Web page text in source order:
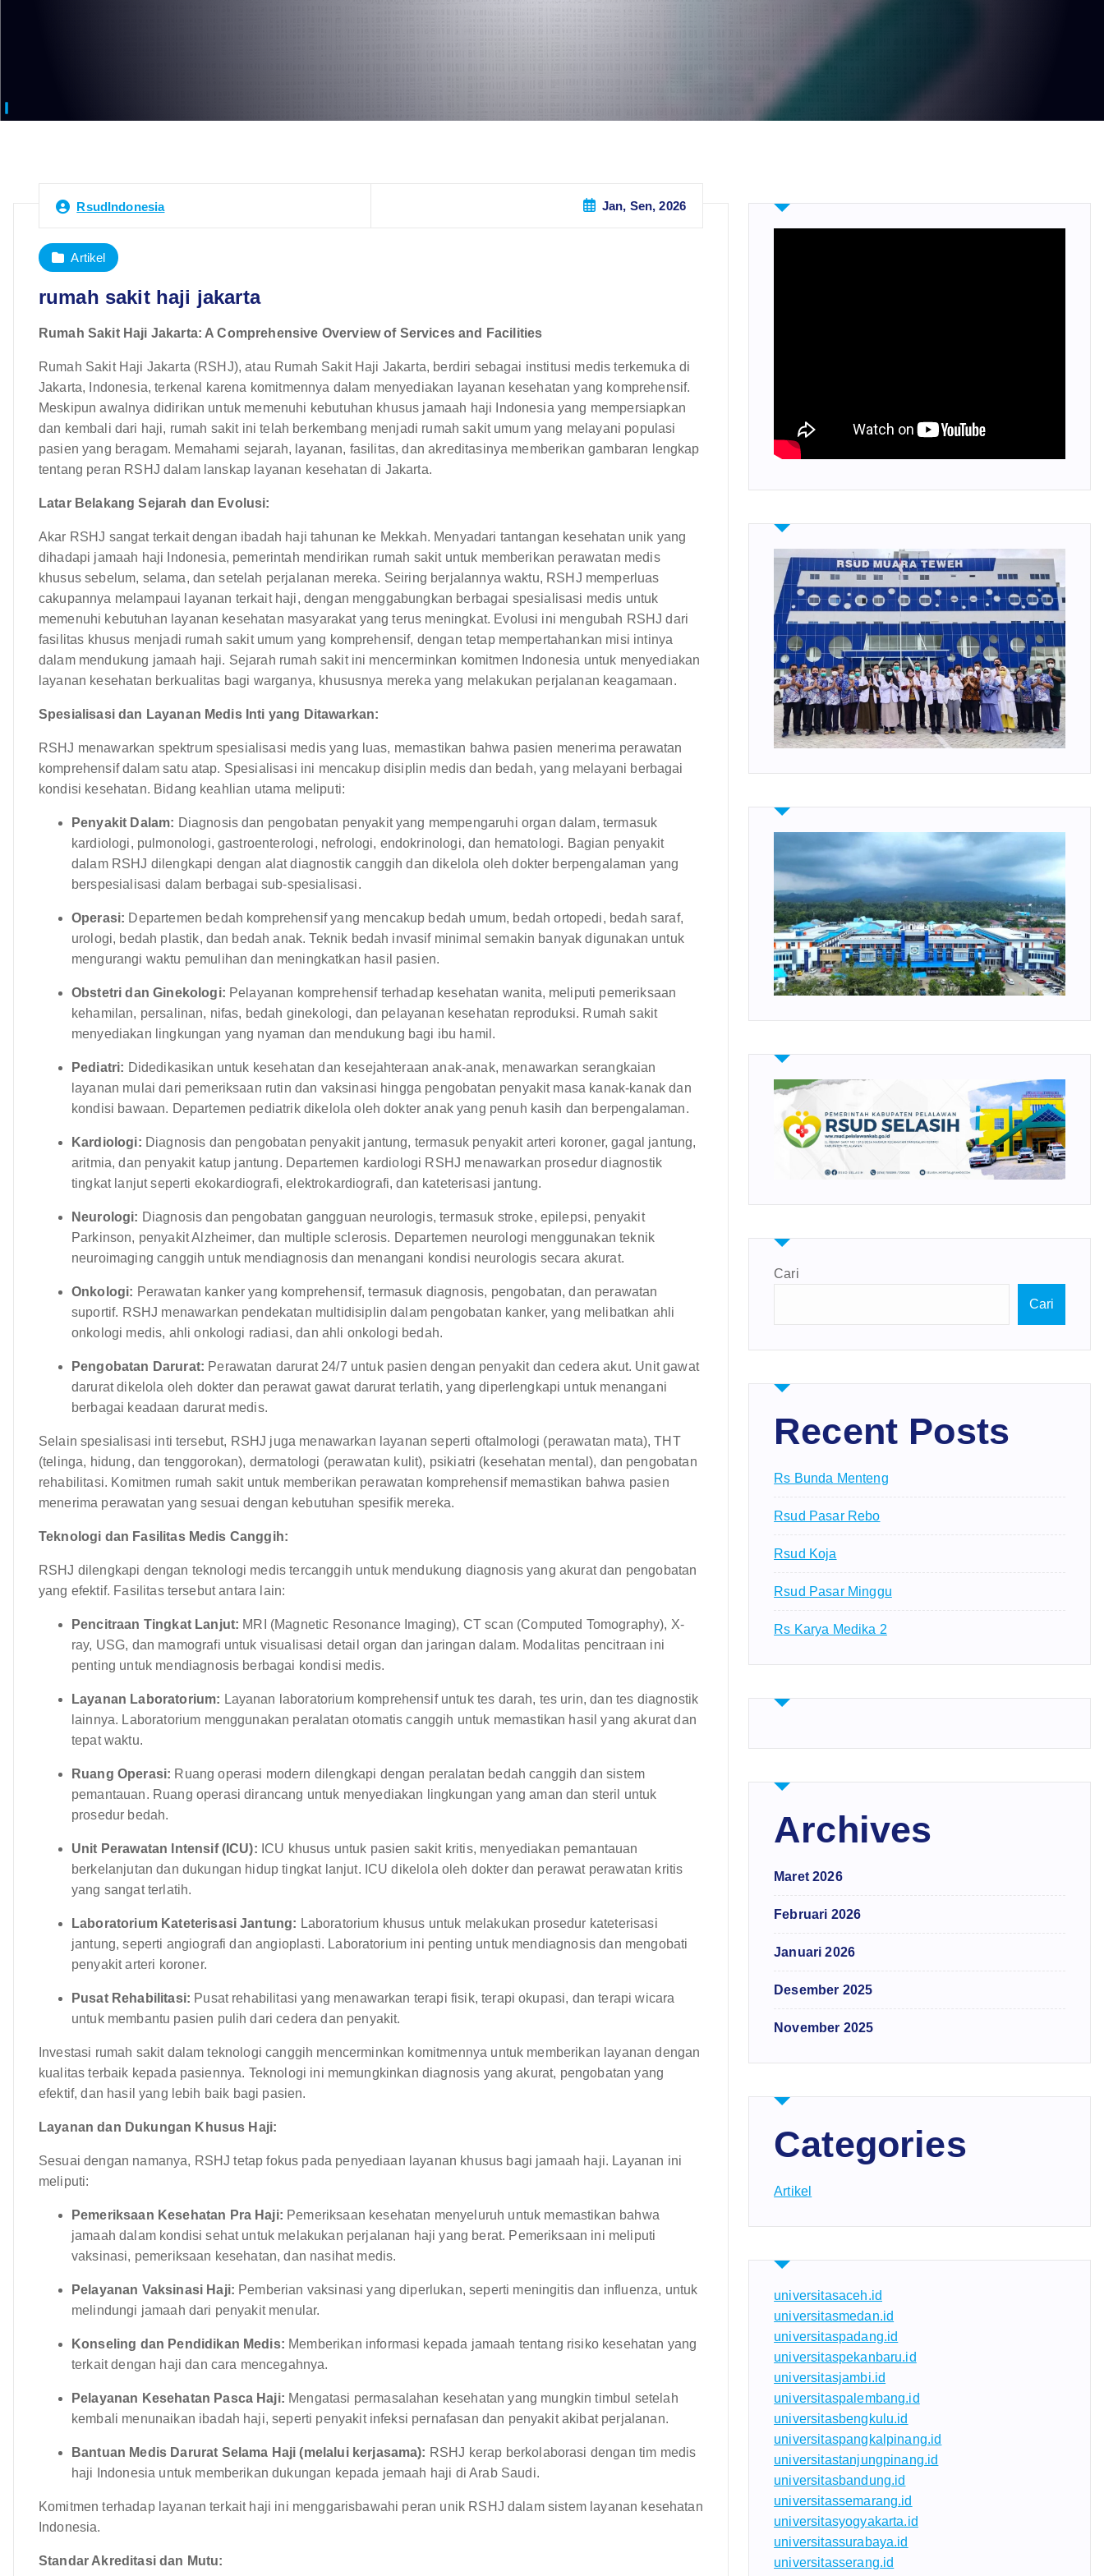
RsudIndonesia Jan, Sen, 2026
Artikel
rumah sakit haji jakarta
Rumah Sakit Haji Jakarta: A Comprehensive Overview of Services and Facilities
Rumah Sakit Haji Jakarta (RSHJ), atau Rumah Sakit Haji Jakarta, berdiri sebagai institusi medis terkemuka di
Jakarta, Indonesia, terkenal karena komitmennya dalam menyediakan layanan kesehatan yang komprehensif.
Meskipun awalnya didirikan untuk memenuhi kebutuhan khusus jamaah haji Indonesia yang mempersiapkan
dan kembali dari haji, rumah sakit ini telah berkembang menjadi rumah sakit umum yang melayani populasi
pasien yang beragam. Memahami sejarah, layanan, fasilitas, dan akreditasinya memberikan gambaran lengkap
tentang peran RSHJ dalam lanskap layanan kesehatan di Jakarta.
Latar Belakang Sejarah dan Evolusi:
Akar RSHJ sangat terkait dengan ibadah haji tahunan ke Mekkah. Menyadari tantangan kesehatan unik yang
dihadapi jamaah haji Indonesia, pemerintah mendirikan rumah sakit untuk memberikan perawatan medis
khusus sebelum, selama, dan setelah perjalanan mereka. Seiring berjalannya waktu, RSHJ memperluas
cakupannya melampaui layanan terkait haji, dengan menggabungkan berbagai spesialisasi medis untuk
memenuhi kebutuhan layanan kesehatan masyarakat yang terus meningkat. Evolusi ini mengubah RSHJ dari
fasilitas khusus menjadi rumah sakit umum yang komprehensif, dengan tetap mempertahankan misi intinya
dalam mendukung jamaah haji. Sejarah rumah sakit ini mencerminkan komitmen Indonesia untuk menyediakan
layanan kesehatan berkualitas bagi warganya, khususnya mereka yang melakukan perjalanan keagamaan.
Spesialisasi dan Layanan Medis Inti yang Ditawarkan:
RSHJ menawarkan spektrum spesialisasi medis yang luas, memastikan bahwa pasien menerima perawatan
komprehensif dalam satu atap. Spesialisasi ini mencakup disiplin medis dan bedah, yang melayani berbagai
kondisi kesehatan. Bidang keahlian utama meliputi:
Penyakit Dalam: Diagnosis dan pengobatan penyakit yang mempengaruhi organ dalam, termasuk
kardiologi, pulmonologi, gastroenterologi, nefrologi, endokrinologi, dan hematologi. Bagian penyakit
dalam RSHJ dilengkapi dengan alat diagnostik canggih dan dikelola oleh dokter berpengalaman yang
berspesialisasi dalam berbagai sub-spesialisasi.
Operasi: Departemen bedah komprehensif yang mencakup bedah umum, bedah ortopedi, bedah saraf,
urologi, bedah plastik, dan bedah anak. Teknik bedah invasif minimal semakin banyak digunakan untuk
mengurangi waktu pemulihan dan meningkatkan hasil pasien.
Obstetri dan Ginekologi: Pelayanan komprehensif terhadap kesehatan wanita, meliputi pemeriksaan
kehamilan, persalinan, nifas, bedah ginekologi, dan pelayanan kesehatan reproduksi. Rumah sakit
menyediakan lingkungan yang nyaman dan mendukung bagi ibu hamil.
Pediatri: Didedikasikan untuk kesehatan dan kesejahteraan anak-anak, menawarkan serangkaian
layanan mulai dari pemeriksaan rutin dan vaksinasi hingga pengobatan penyakit masa kanak-kanak dan
kondisi bawaan. Departemen pediatrik dikelola oleh dokter anak yang penuh kasih dan berpengalaman.
Kardiologi: Diagnosis dan pengobatan penyakit jantung, termasuk penyakit arteri koroner, gagal jantung,
aritmia, dan penyakit katup jantung. Departemen kardiologi RSHJ menawarkan prosedur diagnostik
tingkat lanjut seperti ekokardiografi, elektrokardiografi, dan kateterisasi jantung.
Neurologi: Diagnosis dan pengobatan gangguan neurologis, termasuk stroke, epilepsi, penyakit
Parkinson, penyakit Alzheimer, dan multiple sclerosis. Departemen neurologi menggunakan teknik
neuroimaging canggih untuk mendiagnosis dan menangani kondisi neurologis secara akurat.
Onkologi: Perawatan kanker yang komprehensif, termasuk diagnosis, pengobatan, dan perawatan
suportif. RSHJ menawarkan pendekatan multidisiplin dalam pengobatan kanker, yang melibatkan ahli
onkologi medis, ahli onkologi radiasi, dan ahli onkologi bedah.
Pengobatan Darurat: Perawatan darurat 24/7 untuk pasien dengan penyakit dan cedera akut. Unit gawat
darurat dikelola oleh dokter dan perawat gawat darurat terlatih, yang diperlengkapi untuk menangani
berbagai keadaan darurat medis.
Selain spesialisasi inti tersebut, RSHJ juga menawarkan layanan seperti oftalmologi (perawatan mata), THT
(telinga, hidung, dan tenggorokan), dermatologi (perawatan kulit), psikiatri (kesehatan mental), dan pengobatan
rehabilitasi. Komitmen rumah sakit untuk memberikan perawatan komprehensif memastikan bahwa pasien
menerima perawatan yang sesuai dengan kebutuhan spesifik mereka.
Teknologi dan Fasilitas Medis Canggih:
RSHJ dilengkapi dengan teknologi medis tercanggih untuk mendukung diagnosis yang akurat dan pengobatan
yang efektif. Fasilitas tersebut antara lain:
Pencitraan Tingkat Lanjut: MRI (Magnetic Resonance Imaging), CT scan (Computed Tomography), X-
ray, USG, dan mamografi untuk visualisasi detail organ dan jaringan dalam. Modalitas pencitraan ini
penting untuk mendiagnosis berbagai kondisi medis.
Layanan Laboratorium: Layanan laboratorium komprehensif untuk tes darah, tes urin, dan tes diagnostik
lainnya. Laboratorium menggunakan peralatan otomatis canggih untuk memastikan hasil yang akurat dan
tepat waktu.
Ruang Operasi: Ruang operasi modern dilengkapi dengan peralatan bedah canggih dan sistem
pemantauan. Ruang operasi dirancang untuk menyediakan lingkungan yang aman dan steril untuk
prosedur bedah.
Unit Perawatan Intensif (ICU): ICU khusus untuk pasien sakit kritis, menyediakan pemantauan
berkelanjutan dan dukungan hidup tingkat lanjut. ICU dikelola oleh dokter dan perawat perawatan kritis
yang sangat terlatih.
Laboratorium Kateterisasi Jantung: Laboratorium khusus untuk melakukan prosedur kateterisasi
jantung, seperti angiografi dan angioplasti. Laboratorium ini penting untuk mendiagnosis dan mengobati
penyakit arteri koroner.
Pusat Rehabilitasi: Pusat rehabilitasi yang menawarkan terapi fisik, terapi okupasi, dan terapi wicara
untuk membantu pasien pulih dari cedera dan penyakit.
Investasi rumah sakit dalam teknologi canggih mencerminkan komitmennya untuk memberikan layanan dengan
kualitas terbaik kepada pasiennya. Teknologi ini memungkinkan diagnosis yang akurat, pengobatan yang
efektif, dan hasil yang lebih baik bagi pasien.
Layanan dan Dukungan Khusus Haji:
Sesuai dengan namanya, RSHJ tetap fokus pada penyediaan layanan khusus bagi jamaah haji. Layanan ini
meliputi:
Pemeriksaan Kesehatan Pra Haji: Pemeriksaan kesehatan menyeluruh untuk memastikan bahwa
jamaah dalam kondisi sehat untuk melakukan perjalanan haji yang berat. Pemeriksaan ini meliputi
vaksinasi, pemeriksaan kesehatan, dan nasihat medis.
Pelayanan Vaksinasi Haji: Pemberian vaksinasi yang diperlukan, seperti meningitis dan influenza, untuk
melindungi jamaah dari penyakit menular.
Konseling dan Pendidikan Medis: Memberikan informasi kepada jamaah tentang risiko kesehatan yang
terkait dengan haji dan cara mencegahnya.
Pelayanan Kesehatan Pasca Haji: Mengatasi permasalahan kesehatan yang mungkin timbul setelah
kembali menunaikan ibadah haji, seperti penyakit infeksi pernafasan dan penyakit akibat perjalanan.
Bantuan Medis Darurat Selama Haji (melalui kerjasama): RSHJ kerap berkolaborasi dengan tim medis
haji Indonesia untuk memberikan dukungan kepada jemaah haji di Arab Saudi.
Komitmen terhadap layanan terkait haji ini menggarisbawahi peran unik RSHJ dalam sistem layanan kesehatan
Indonesia.
Standar Akreditasi dan Mutu:
Cari
Cari
Recent Posts
Rs Bunda Menteng
Rsud Pasar Rebo
Rsud Koja
Rsud Pasar Minggu
Rs Karya Medika 2
Archives
Maret 2026
Februari 2026
Januari 2026
Desember 2025
November 2025
Categories
Artikel
universitasaceh.id
universitasmedan.id
universitaspadang.id
universitaspekanbaru.id
universitasjambi.id
universitaspalembang.id
universitasbengkulu.id
universitaspangkalpinang.id
universitastanjungpinang.id
universitasbandung.id
universitassemarang.id
universitasyogyakarta.id
universitassurabaya.id
universitasserang.id